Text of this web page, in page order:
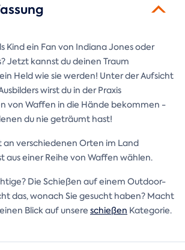
Kind ein Fan von Indiana Jones oder
Jetzt kannst du deinen Traum
Held wie sie werden! Unter der Aufsicht
wirst du in der Praxis
von Waffen in die Hände bekommen -
du nie geträumt hast!
an verschiedenen Orten im Land
aus einer Reihe von Waffen wählen.
Die Schießen auf einem Outdoor-
das, wonach Sie gesucht haben? Macht
Blick auf unsere schießen Kategorie.